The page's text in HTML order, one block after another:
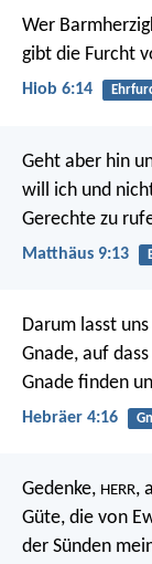
Wer
gibt die Furcht
Hiob 6:14
Geht aber hin
will ich und
Gerechte zu
Matthäus 9:13
Darum lasst
Gnade, auf
Gnade finden
Hebräer 4:16
Gedenke, HERR,
Güte, die von
der Sünden